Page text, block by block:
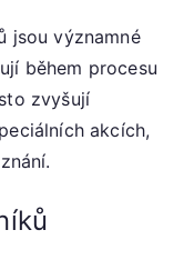
jsou významné
během procesu
zvyšují
akcích,